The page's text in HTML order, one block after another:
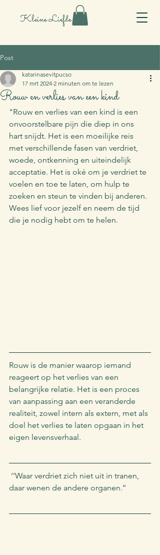
Kleine Liefde
Post
Rouw en verlies van een kind
katarinasevitpucso
17 mrt 2024 2 minuten om te lezen
"Rouw en verlies van een kind is een
onvoorstelbare pijn die diep in ons
hart snijdt. Het is een moeilijke reis
met verschillende fasen van verdriet,
woede, ontkenning en uiteindelijk
acceptatie. Het is oké om je verdriet te
voelen en toe te laten, om hulp te
zoeken en steun te vinden bij anderen.
Wees lief voor jezelf en neem de tijd
die je nodig hebt om te helen.
Rouw is de manier waarop iemand
reageert op het verlies van een
belangrijke relatie. Het is een proces
van aanpassing aan een veranderde
realiteit, zowel intern als extern, met als
doel het verlies te laten opgaan in het
eigen levensverhaal.
daar wenen de andere organen.’’